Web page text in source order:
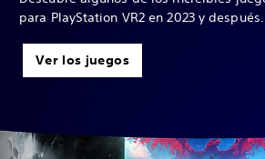
para PlayStation VR2 en 2023 y después.
Ver los juegos